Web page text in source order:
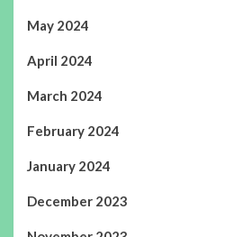
May 2024
April 2024
March 2024
February 2024
January 2024
December 2023